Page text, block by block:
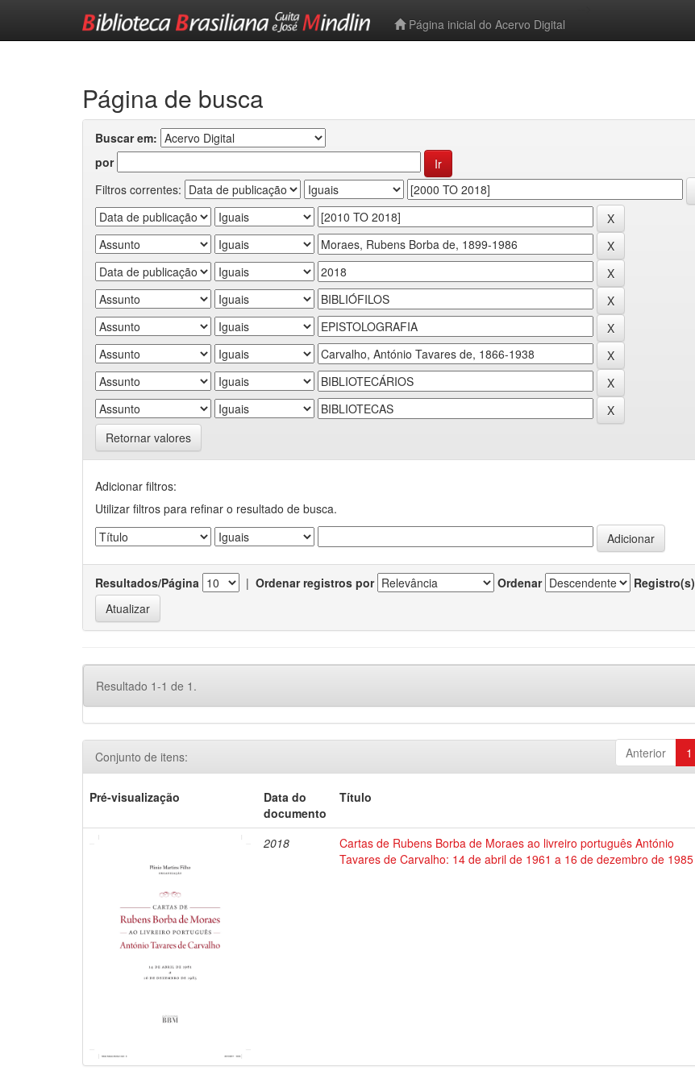
Página inicial do Acervo Digital
Página de busca
Buscar em:
por
Filtros correntes:
Retornar valores
Adicionar filtros:
Utilizar filtros para refinar o resultado de busca.
Resultados/Página | Ordenar registros por Ordenar Registro(s)
Resultado 1-1 de 1.
Anterior 1
Conjunto de itens:
Pré-visualização
Data do
documento
Título
2018
Cartas de Rubens Borba de Moraes ao livreiro português António
Tavares de Carvalho: 14 de abril de 1961 a 16 de dezembro de 1985